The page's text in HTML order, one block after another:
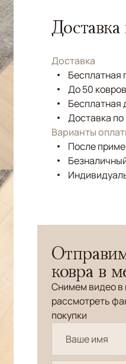
Доставка
Бесплатная
До 50
Бесплатная
Доставка
Варианты
После
ковра в
Снимем видео в
рассмотреть
покупки